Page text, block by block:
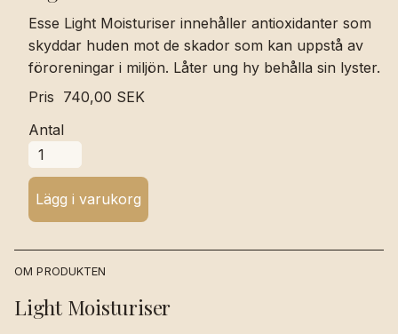
Esse Light Moisturiser innehåller antioxidanter som
skyddar huden mot de skador som kan uppstå av
föroreningar i miljön. Låter ung hy behålla sin lyster.
Pris 740,00 SEK
Antal
OM PRODUKTEN
Light Moisturiser